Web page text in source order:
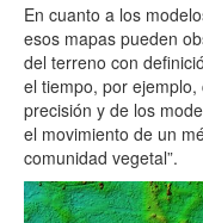
En cuanto a los
esos mapas pueden
del terreno con
el tiempo, por
precisión y de los
el movimiento de un
comunidad vegetal”.